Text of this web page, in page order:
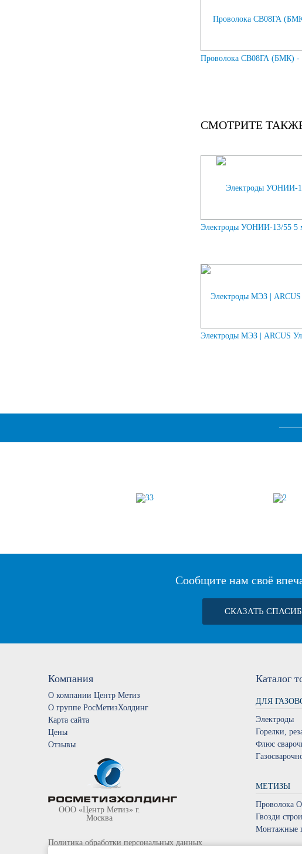
Проволока СВ08ГА (БМК) -
СМОТРИТЕ
Электроды УОНИИ-13/55 5
Электроды МЭЗ | ARCUS
Сообщите нам своё
СКАЗАТЬ
Компания
О компании Центр Метиз
О группе РосМетизХолдинг
Карта сайта
Цены
Отзывы
ООО «Центр Метиз» г.
Москва
Политика обработки персональных данных
Каталог
ДЛЯ
Электроды
Горелки,
Флюс
МЕТИЗЫ
Проволока
Гвозди
Монтажные